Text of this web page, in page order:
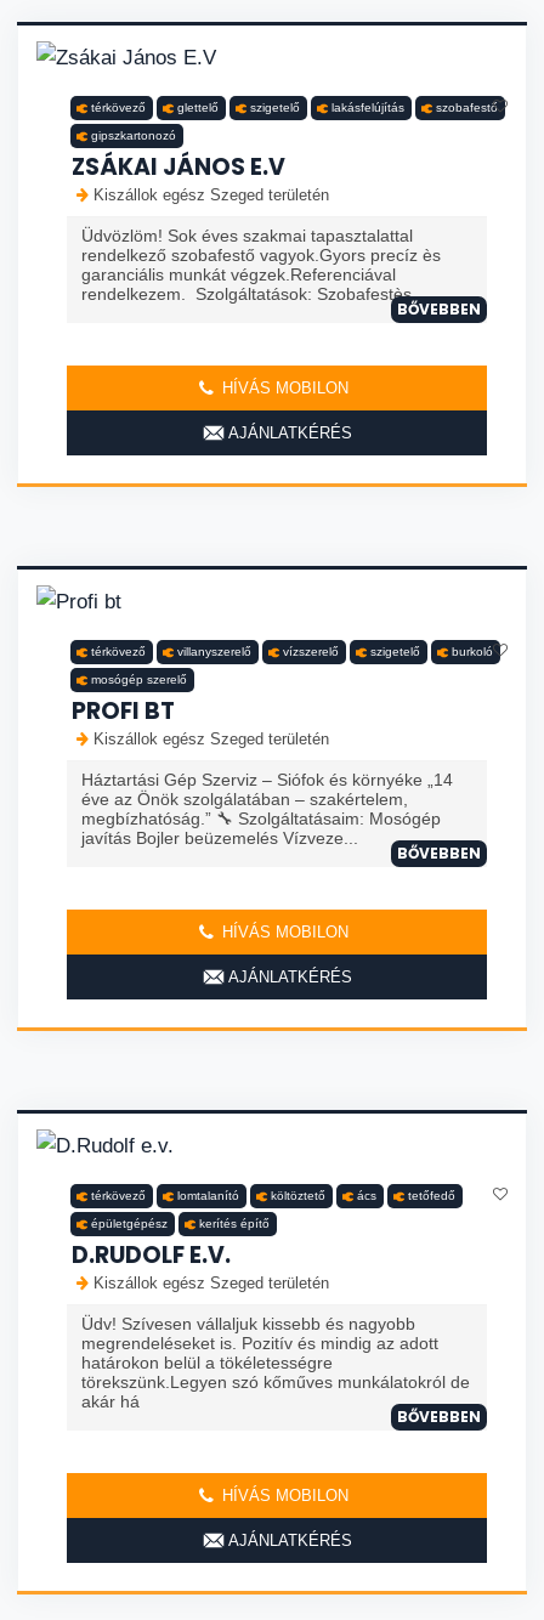
térkövező glettelő szigetelő lakásfelújítás szobafestő
gipszkartonozó
ZSÁKAI JÁNOS E.V
Kiszállok egész Szeged területén
Üdvözlöm! Sok éves szakmai tapasztalattal
rendelkező szobafestő vagyok.Gyors precíz ès
garanciális munkát végzek.Referenciával
rendelkezem. Szolgáltatások: Szobafestès ...
BŐVEBBEN
HÍVÁS MOBILON
AJÁNLATKÉRÉS
térkövező villanyszerelő vízszerelő szigetelő burkoló
mosógép szerelő
PROFI BT
Kiszállok egész Szeged területén
Háztartási Gép Szerviz – Siófok és környéke „14
éve az Önök szolgálatában – szakértelem,
megbízhatóság.” 🔧 Szolgáltatásaim: Mosógép
javítás Bojler beüzemelés Vízveze...
BŐVEBBEN
HÍVÁS MOBILON
AJÁNLATKÉRÉS
térkövező lomtalanító költöztető ács tetőfedő
épületgépész kerítés építő
D.RUDOLF E.V.
Kiszállok egész Szeged területén
Üdv! Szívesen vállaljuk kissebb és nagyobb
megrendeléseket is. Pozitív és mindig az adott
határokon belül a tökéletességre
törekszünk.Legyen szó kőműves munkálatokról de
akár há
BŐVEBBEN
HÍVÁS MOBILON
AJÁNLATKÉRÉS